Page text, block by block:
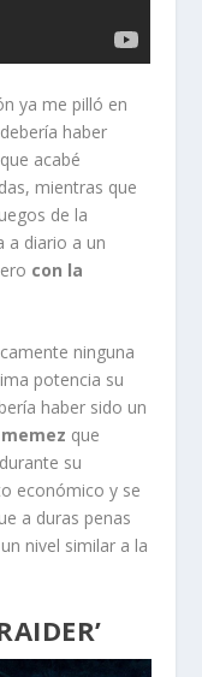
ya me pilló en
haber
acabé
mientras que
de la
a diario a un
con la
ninguna
potencia su
haber sido un
que
su
económico y se
a duras penas
nivel similar a la